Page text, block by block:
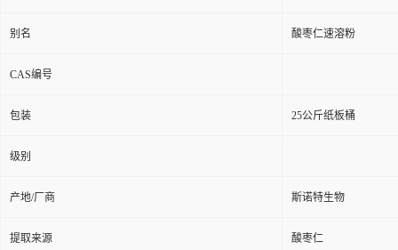
别名 酸枣仁速溶粉
CAS编号
包装 25公斤纸板桶
级别
产地/厂商 斯诺特生物
提取来源 酸枣仁